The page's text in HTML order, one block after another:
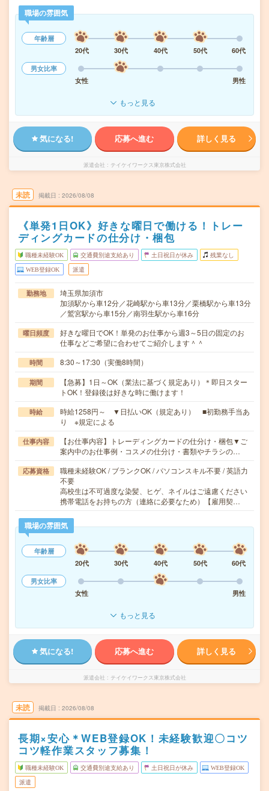
職場の雰囲気
年齢層
20代
30代 40代 50代
60代
男女比率
女性
男性
もっと見る
気になる! 応募へ進む 詳しく見る
派遣会社 テイケイワークス東京株式会社
未読 掲載日 2026/08/08
《単発1日OK》好きな曜日で働ける！トレー
ディングカードの仕分け・梱包
職種未経験OK 交通費別途支給あり 土日祝日が休み 残業なし
WEB登録OK 派遣
勤務地
埼玉県加須市
加須駅から車12分／花崎駅から車13分／栗橋駅から車13分
／鷲宮駅から車15分／南羽生駅から車16分
曜日頻度
好きな曜日でOK！単発のお仕事から週3～5日の固定のお
仕事などご希望に合わせてご紹介します＾＾
時間 8:30～17:30（実働8時間）
期間
【急募】1日～OK（業法に基づく規定あり）＊即日スター
トOK！登録後は好きな時に働けます！
時給
時給1258円～ ▼日払いOK（規定あり） ■初勤務手当あ
り ※規定による
仕事内容
【お仕事内容】トレーディングカードの仕分け・梱包▼ご
案内中のお仕事例・コスメの仕分け・書類やチラシの…
応募資格
職種未経験OK / ブランクOK / パソコンスキル不要 / 英語力
不要
高校生は不可過度な染髪、ヒゲ、ネイルはご遠慮ください
携帯電話をお持ちの方（連絡に必要なため）【雇用契…
職場の雰囲気
年齢層
20代
30代 40代 50代
60代
男女比率
女性
男性
もっと見る
気になる! 応募へ進む 詳しく見る
派遣会社 テイケイワークス東京株式会社
未読 掲載日 2026/08/08
長期×安心＊WEB登録OK！未経験歓迎〇コツ
コツ軽作業スタッフ募集！
職種未経験OK 交通費別途支給あり 土日祝日が休み WEB登録OK
派遣